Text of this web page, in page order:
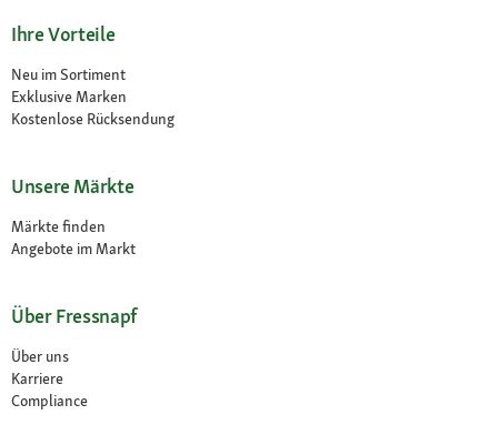
Ihre Vorteile
Neu im Sortiment
Exklusive Marken
Kostenlose Rücksendung
Unsere Märkte
Märkte finden
Angebote im Markt
Über Fressnapf
Über uns
Karriere
Compliance